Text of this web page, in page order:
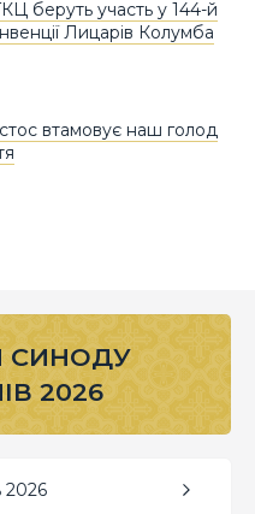
беруть участь у 144-й
Лицарів Колумба
втамовує наш голод
СИНОДУ
2026
2026